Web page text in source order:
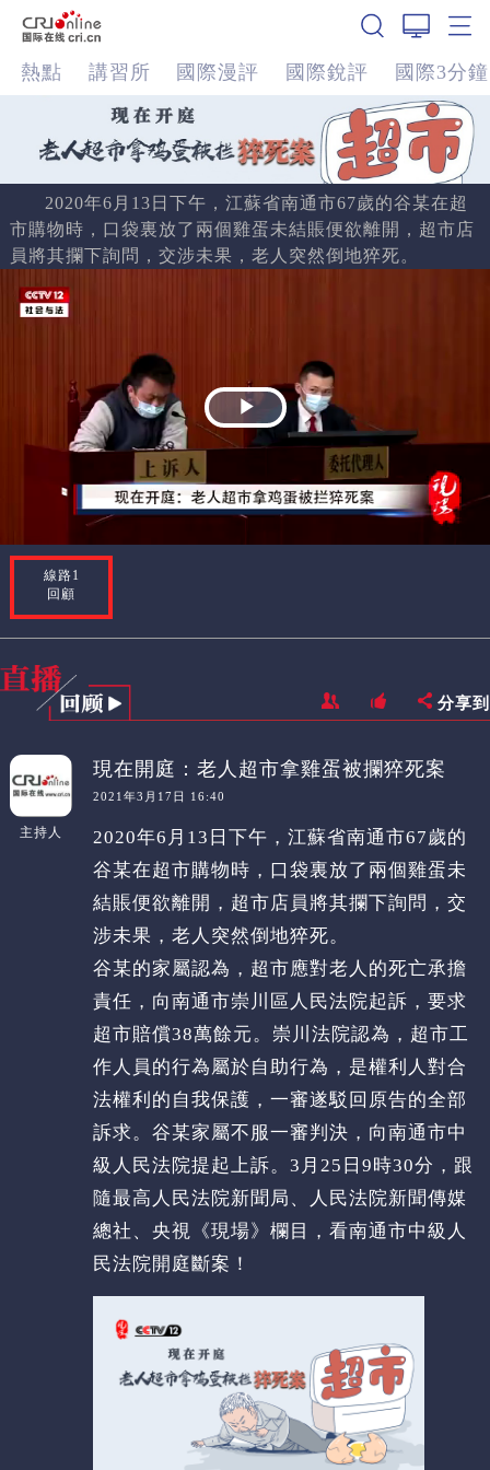
熱點 講習所 國際漫評 國際銳評 國際3分鐘
2020年6月13日下午，江蘇省南通市67歲的谷某在超
市購物時，口袋裏放了兩個雞蛋未結賬便欲離開，超市店
員將其攔下詢問，交涉未果，老人突然倒地猝死。
Play
Video
線路1
回顧
分享到
主持人
現在開庭：老人超市拿雞蛋被攔猝死案
2021年3月17日 16:40
2020年6月13日下午，江蘇省南通市67歲的
谷某在超市購物時，口袋裏放了兩個雞蛋未
結賬便欲離開，超市店員將其攔下詢問，交
涉未果，老人突然倒地猝死。
谷某的家屬認為，超市應對老人的死亡承擔
責任，向南通市崇川區人民法院起訴，要求
超市賠償38萬餘元。崇川法院認為，超市工
作人員的行為屬於自助行為，是權利人對合
法權利的自我保護，一審遂駁回原告的全部
訴求。谷某家屬不服一審判決，向南通市中
級人民法院提起上訴。3月25日9時30分，跟
隨最高人民法院新聞局、人民法院新聞傳媒
總社、央視《現場》欄目，看南通市中級人
民法院開庭斷案！